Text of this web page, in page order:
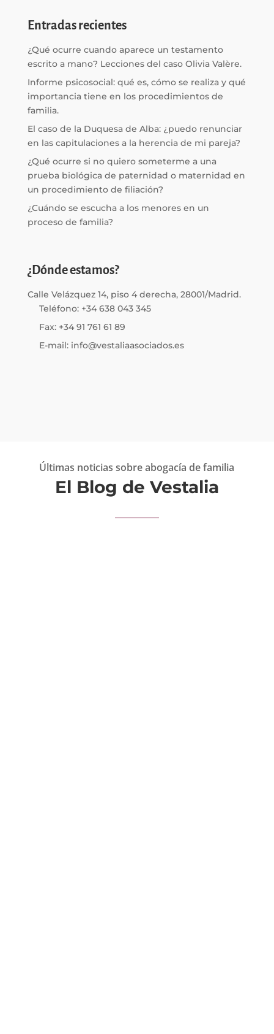
Entradas recientes
¿Qué ocurre cuando aparece un testamento
escrito a mano? Lecciones del caso Olivia Valère.
Informe psicosocial: qué es, cómo se realiza y qué
importancia tiene en los procedimientos de
familia.
El caso de la Duquesa de Alba: ¿puedo renunciar
en las capitulaciones a la herencia de mi pareja?
¿Qué ocurre si no quiero someterme a una
prueba biológica de paternidad o maternidad en
un procedimiento de filiación?
¿Cuándo se escucha a los menores en un
proceso de familia?
¿Dónde estamos?
Calle Velázquez 14, piso 4 derecha, 28001/Madrid.
Teléfono: +34 638 043 345
Fax: +34 91 761 61 89
E-mail: info@vestaliaasociados.es
Últimas noticias sobre abogacía de familia
El Blog de Vestalia